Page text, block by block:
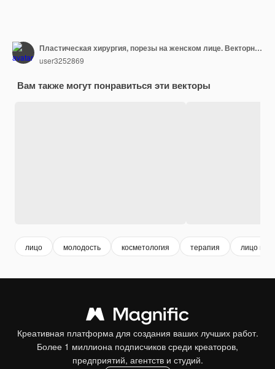
Пластическая хирургия, порезы на женском лице. Векторная иллюстрация
user3252869
Вам также могут понравиться эти векторы
лицо молодость косметология терапия лицо
Креативная платформа для создания ваших лучших работ.
Более 1 миллиона подписчиков среди креаторов,
предприятий, агентств и студий.